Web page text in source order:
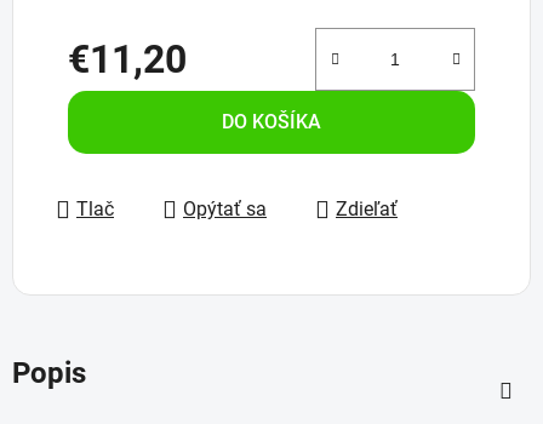
€11,20
Jednotková cena:
DO KOŠÍKA
Tlač Opýtať sa Zdieľať
Popis